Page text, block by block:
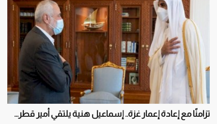
تزامنًا مع إعادة إعمار غزة.. إسماعيل هنية يلتقي أمير قطر...